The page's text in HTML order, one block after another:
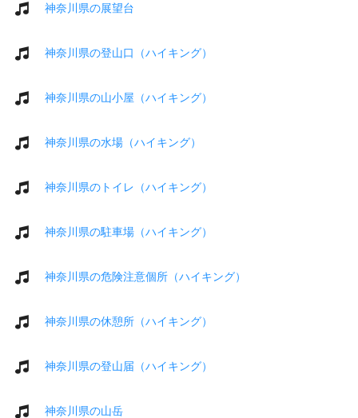
神奈川県の展望台
神奈川県の登山口（ハイキング）
神奈川県の山小屋（ハイキング）
神奈川県の水場（ハイキング）
神奈川県のトイレ（ハイキング）
神奈川県の駐車場（ハイキング）
神奈川県の危険注意個所（ハイキング）
神奈川県の休憩所（ハイキング）
神奈川県の登山届（ハイキング）
神奈川県の山岳